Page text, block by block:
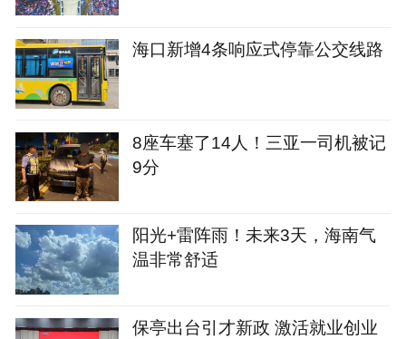
海口新增4条响应式停靠公交线路
8座车塞了14人！三亚一司机被记
9分
阳光+雷阵雨！未来3天，海南气
温非常舒适
保亭出台引才新政 激活就业创业